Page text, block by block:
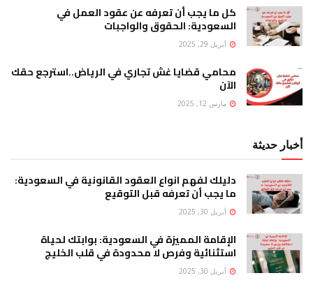
كل ما يجب أن تعرفه عن عقود العمل في
السعودية: الحقوق والواجبات
أبريل 29, 2025
محامي قضايا غش تجاري في الرياض..استرجع حقك
الآن
مارس 12, 2025
أخبار حديثة
دليلك لفهم انواع العقود القانونية في السعودية:
ما يجب أن تعرفه قبل التوقيع
أبريل 30, 2025
الإقامة المميزة في السعودية: بوابتك لحياة
استثنائية وفرص لا محدودة في قلب الخليج
أبريل 30, 2025